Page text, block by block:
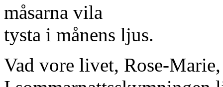
måsarna vila
tysta i månens ljus.
Vad vore livet, Rose-